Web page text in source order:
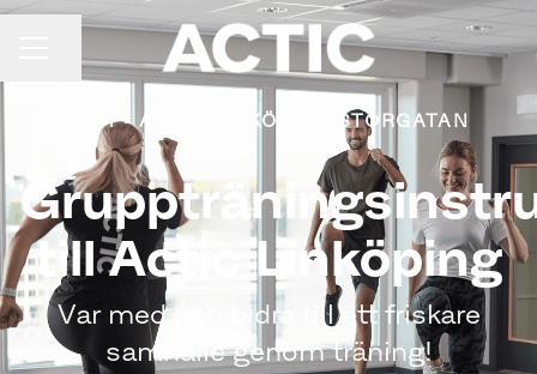
KARRIÄRMENY
Dela sidan
GYM · ACTIC LINKÖPING STORGATAN
till Actic Linköping
Var med och bidra till ett friskare
samhälle genom träning!